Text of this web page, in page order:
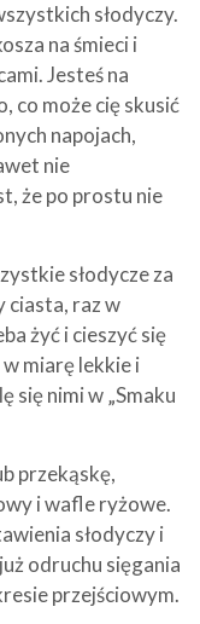
słodyczy.
na śmieci i
Jesteś na
co może cię skusić
napojach,
nie
że po prostu nie
słodycze za
ciasta, raz w
żyć i cieszyć się
miarę lekkie i
się nimi w „Smaku
przekąskę,
i wafle ryżowe.
słodyczy i
odruchu sięgania
przejściowym.